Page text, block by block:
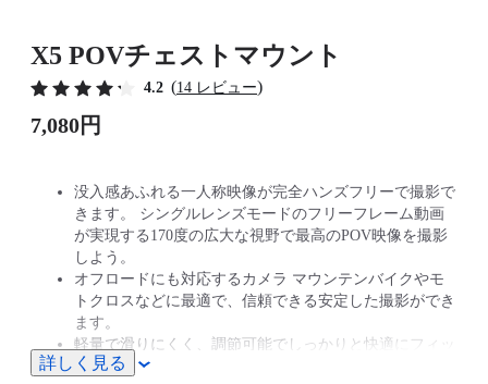
X5 POVチェストマウント
4.2 (14 レビュー)
7,080円
没入感あふれる一人称映像が完全ハンズフリーで撮影で
きます。 シングルレンズモードのフリーフレーム動画
が実現する170度の広大な視野で最高のPOV映像を撮影
しよう。
オフロードにも対応するカメラ マウンテンバイクやモ
トクロスなどに最適で、信頼できる安定した撮影ができ
ます。
軽量で滑りにくく、調節可能でしっかりと快適にフィッ
トします。
詳しく見る